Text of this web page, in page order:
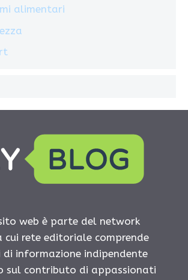
alimentari
web è parte del network
cui rete editoriale comprende
informazione indipendente
sul contributo di appassionati